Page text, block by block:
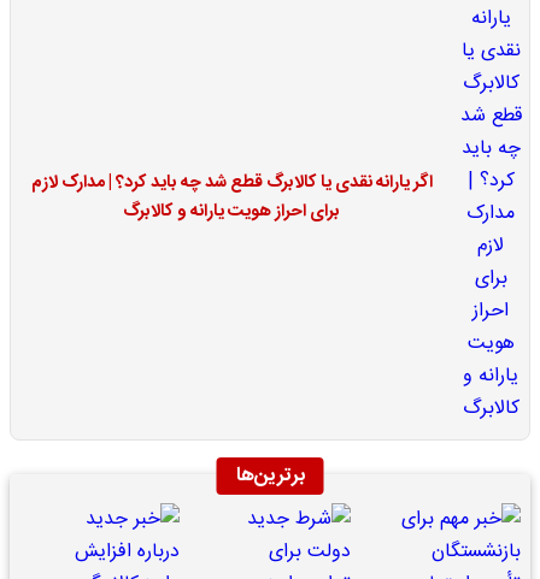
اگر یارانه نقدی یا کالابرگ قطع شد چه باید کرد؟ | مدارک لازم
برای احراز هویت یارانه و کالابرگ
برترین‌ها